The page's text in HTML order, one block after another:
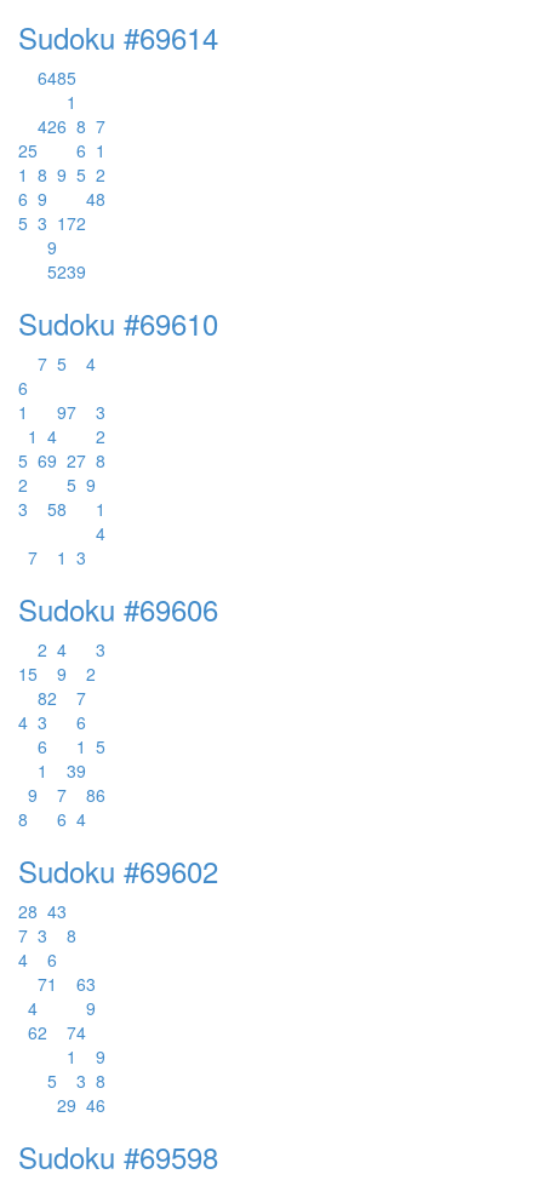
Sudoku #69614
6485
1
426 8 7
25 6 1
1 8 9 5 2
6 9 48
5 3 172
9
5239
Sudoku #69610
7 5
4
6
1
97
3
1 4
2
5 69 27 8
2
5 9
3
58
1
4
7
1 3
Sudoku #69606
2 4
3
15 9
2
82
7
4 3
6
6
1 5
1
39
9
7 86
8
6 4
Sudoku #69602
28 43
7 3
8
4
6
71 63
4
9
62 74
1
9
5
3 8
29 46
Sudoku #69598